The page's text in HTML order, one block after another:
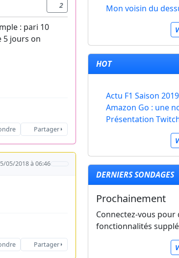
2
: pari 10
5 jours on
Partager
05/2018 à 06:46
Partager
Mon voisin du
HOT
Actu F1 Saison 2019
Amazon Go : une
Présentation
DERNIERS SONDAGES
Prochainement
Connectez-vous pour
fonctionnalités